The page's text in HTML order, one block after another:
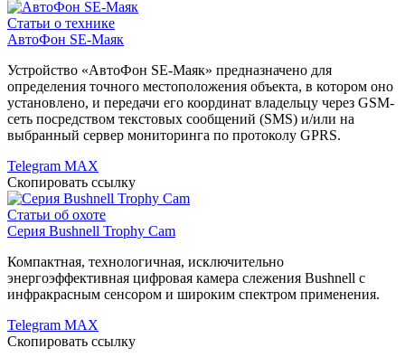
Статьи о технике
АвтоФон SE-Маяк
Устройство «АвтоФон SE-Маяк» предназначено для
определения точного местоположения объекта, в котором оно
установлено, и передачи его координат владельцу через GSM-
сеть посредством текстовых сообщений (SMS) и/или на
выбранный сервер мониторинга по протоколу GPRS.
Telegram MAX
Скопировать ссылку
Статьи об охоте
Серия Bushnell Trophy Cam
Компактная, технологичная, исключительно
энергоэффективная цифровая камера слежения Bushnell с
инфракрасным сенсором и широким спектром применения.
Telegram MAX
Скопировать ссылку